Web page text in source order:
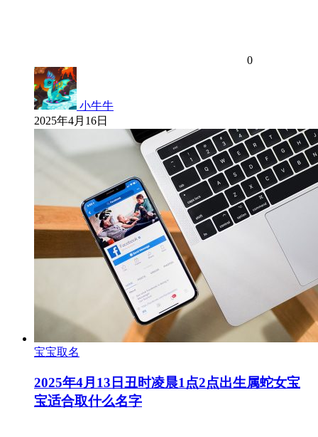
0
小牛牛
2025年4月16日
宝宝取名
2025年4月13日丑时凌晨1点2点出生属蛇女宝
宝适合取什么名字